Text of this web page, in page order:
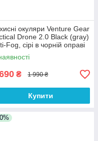
окуляри Venture Gear
Drone 2.0 Black (gray)
Fog, сірі в чорній оправі
₴ 1 990 ₴
Купити